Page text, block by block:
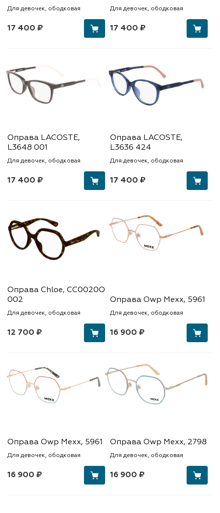
17 400 ₽
Для девочек, ободковая
17 400 ₽
Для девочек, ободковая
17 400 ₽
Оправа LACOSTE,
L3648 001
Для девочек, ободковая
17 400 ₽
Оправа LACOSTE,
L3636 424
Для девочек, ободковая
12 700 ₽
Оправа Chloe, CC0020O
002
Для девочек, ободковая
16 900 ₽
Оправа Owp Mexx, 5961
Для девочек, ободковая
16 900 ₽
Оправа Owp Mexx, 5961
Для девочек, ободковая
16 900 ₽
Оправа Owp Mexx, 2798
Для девочек, ободковая